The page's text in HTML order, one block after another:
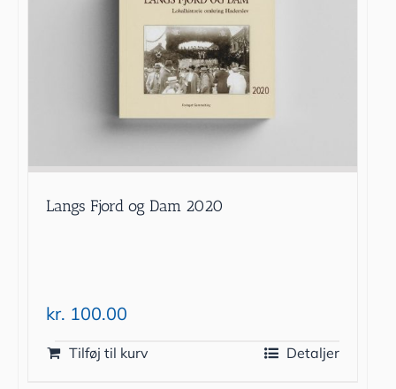
Langs Fjord og Dam 2020
kr. 100.00
Tilføj til kurv Detaljer